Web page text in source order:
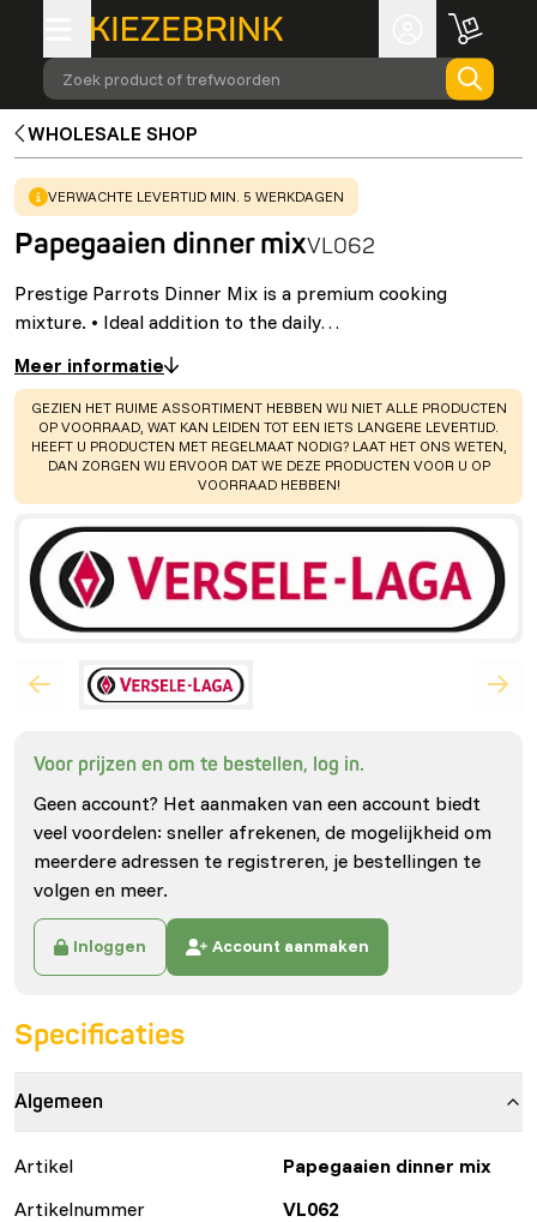
Zoek product of trefwoorden
WHOLESALE SHOP
WARNING:
VERWACHTE LEVERTIJD MIN. 5 WERKDAGEN
Papegaaien dinner mixVL062
Prestige Parrots Dinner Mix is a premium cooking
mixture. • Ideal addition to the daily…
Meer informatie
WARNING:
GEZIEN HET RUIME ASSORTIMENT HEBBEN WIJ NIET ALLE PRODUCTEN
OP VOORRAAD, WAT KAN LEIDEN TOT EEN IETS LANGERE LEVERTIJD.
HEEFT U PRODUCTEN MET REGELMAAT NODIG? LAAT HET ONS WETEN,
DAN ZORGEN WIJ ERVOOR DAT WE DEZE PRODUCTEN VOOR U OP
VOORRAAD HEBBEN!
Voor prijzen en om te bestellen, log in.
Geen account? Het aanmaken van een account biedt
veel voordelen: sneller afrekenen, de mogelijkheid om
meerdere adressen te registreren, je bestellingen te
volgen en meer.
Inloggen Account aanmaken
Specificaties
Algemeen
Artikel
Papegaaien dinner mix
Artikelnummer
VL062